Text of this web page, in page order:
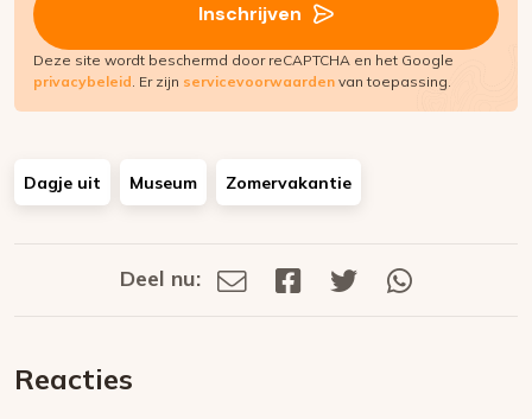
Inschrijven
Deze site wordt beschermd door reCAPTCHA en het Google
privacybeleid. Er zijn servicevoorwaarden van toepassing.
Dagje uit Museum Zomervakantie
Deel
Deel nu:
Deel
Deel
Deel
Reacties